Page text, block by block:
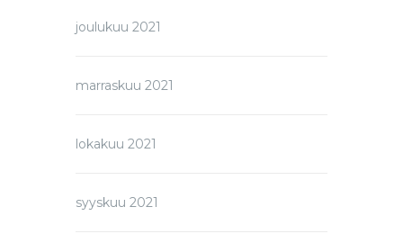
joulukuu 2021
marraskuu 2021
lokakuu 2021
syyskuu 2021